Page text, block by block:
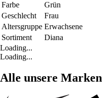
Farbe
Grün
Geschlecht
Frau
Altersgruppe Erwachsene
Sortiment
Diana
Loading...
Loading...
Alle unsere Marken